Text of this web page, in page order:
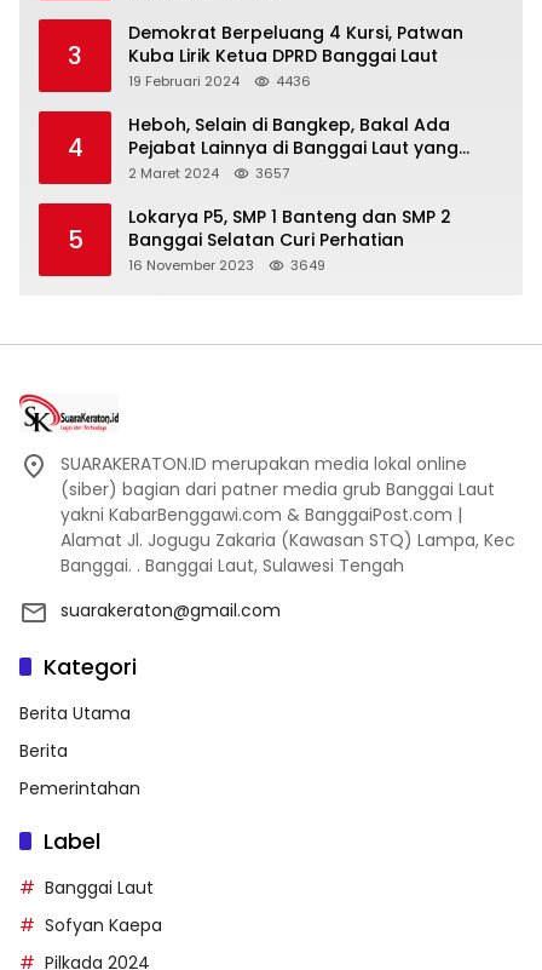
3
Demokrat Berpeluang 4 Kursi, Patwan
Kuba Lirik Ketua DPRD Banggai Laut
19 Februari 2024 4436
4
Heboh, Selain di Bangkep, Bakal Ada
Pejabat Lainnya di Banggai Laut yang
Bakal di Ciduk, Bagini Kata Kapolres!
2 Maret 2024 3657
5
Lokarya P5, SMP 1 Banteng dan SMP 2
Banggai Selatan Curi Perhatian
16 November 2023 3649
SUARAKERATON.ID merupakan media lokal online
(siber) bagian dari patner media grub Banggai Laut
yakni KabarBenggawi.com & BanggaiPost.com |
Alamat Jl. Jogugu Zakaria (Kawasan STQ) Lampa, Kec
Banggai. . Banggai Laut, Sulawesi Tengah
suarakeraton@gmail.com
Kategori
Berita Utama
Berita
Pemerintahan
Label
Banggai Laut
Sofyan Kaepa
Pilkada 2024